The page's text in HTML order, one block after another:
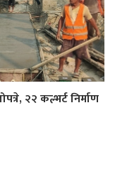
२२ कल्भर्ट निर्माण